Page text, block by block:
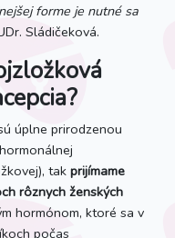
forme je nutné sa
Sládičeková.
úplne prirodzenou
tak prijímame
rôznych ženských
hormónom, ktoré sa v
počas